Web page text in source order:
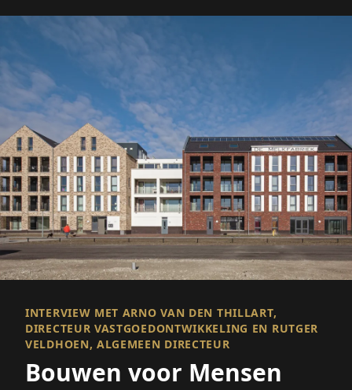
INTERVIEW MET ARNO VAN DEN THILLART,
DIRECTEUR VASTGOEDONTWIKKELING EN RUTGER
VELDHOEN, ALGEMEEN DIRECTEUR
Bouwen voor Mensen